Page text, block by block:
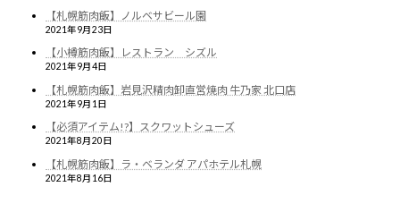
【札幌筋肉飯】ノルベサビール園
2021年9月23日
【小樽筋肉飯】レストラン シズル
2021年9月4日
【札幌筋肉飯】岩見沢精肉卸直営焼肉 牛乃家 北口店
2021年9月1日
【必須アイテム!?】スクワットシューズ
2021年8月20日
【札幌筋肉飯】ラ・ベランダ アパホテル札幌
2021年8月16日